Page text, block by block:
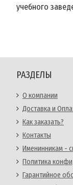
учебного
РАЗДЕЛЫ
О компании
Доставка и
Как заказать?
Контакты
Именинникам -
Политика
Гарантийное